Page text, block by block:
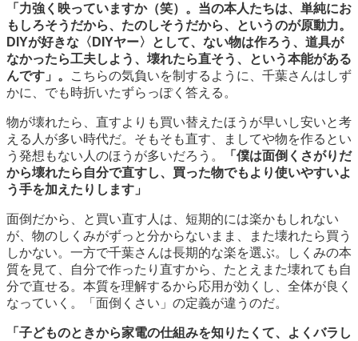
「力強く映っていますか（笑）。当の本人たちは、単純にお
もしろそうだから、たのしそうだから、というのが原動力。
DIYが好きな〈DIYヤー〉として、ない物は作ろう、道具が
なかったら工夫しよう、壊れたら直そう、という本能がある
んです」。
こちらの気負いを制するように、千葉さんはしず
かに、でも時折いたずらっぽく答える。
物が壊れたら、直すよりも買い替えたほうが早いし安いと考
える人が多い時代だ。そもそも直す、ましてや物を作るとい
う発想もない人のほうが多いだろう。
「僕は面倒くさがりだ
から壊れたら自分で直すし、買った物でもより使いやすいよ
う手を加えたりします」
面倒だから、と買い直す人は、短期的には楽かもしれない
が、物のしくみがずっと分からないまま、また壊れたら買う
しかない。一方で千葉さんは長期的な楽を選ぶ。しくみの本
質を見て、自分で作ったり直すから、たとえまた壊れても自
分で直せる。本質を理解するから応用が効くし、全体が良く
なっていく。「面倒くさい」の定義が違うのだ。
「子どものときから家電の仕組みを知りたくて、よくバラし